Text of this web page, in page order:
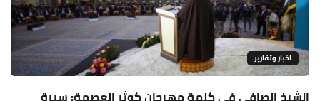
اخبار وتقارير
الشيخ الصافي في كلمة مهرجان كوثر العصمة: سيرة